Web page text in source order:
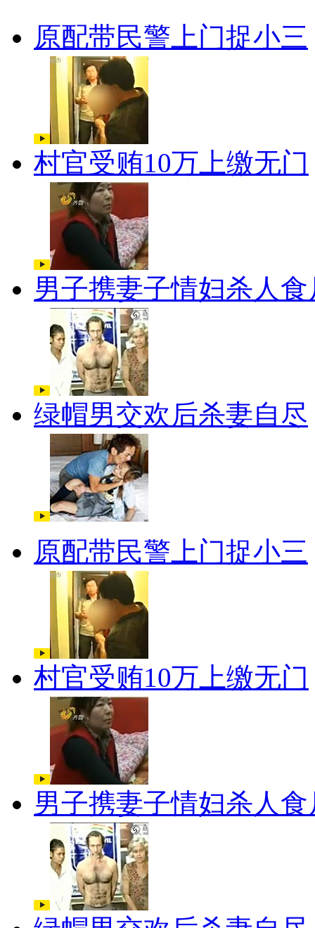
原配带民警上门捉小三
村官受贿10万上缴无门
男子携妻子情妇杀人食
绿帽男交欢后杀妻自尽
原配带民警上门捉小三
村官受贿10万上缴无门
男子携妻子情妇杀人食